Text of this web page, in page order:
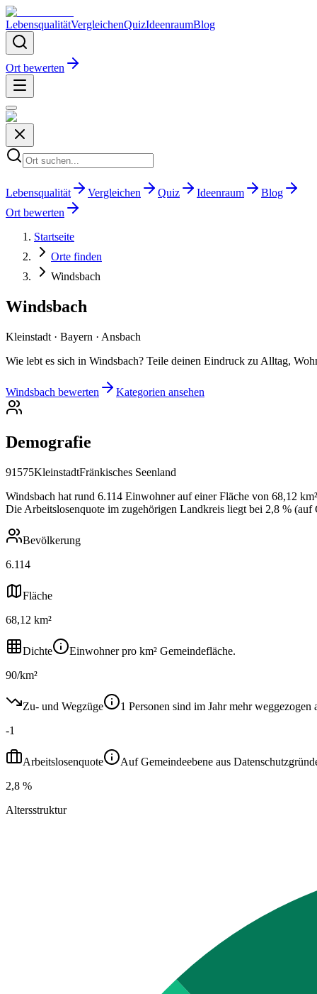
LebensqualitätVergleichenQuizIdeenraumBlog
Ort bewerten
Lebensqualität Vergleichen Quiz Ideenraum
Blog
Ort bewerten
Startseite
Orte finden
Windsbach
Windsbach
Kleinstadt · Bayern · Ansbach
Wie lebt es sich in Windsbach? Teile deinen Eindruck zu Alltag,
Windsbach bewerten Kategorien ansehen
Demografie
91575KleinstadtFränkisches Seenland
Windsbach hat rund 6.114 Einwohner auf einer Fläche von 68,12
Die Arbeitslosenquote im zugehörigen Landkreis liegt bei 2,8 %
Bevölkerung
6.114
Fläche
68,12 km²
Dichte
Einwohner pro km² Gemeindefläche.
90/km²
Zu- und Wegzüge
1 Personen sind im Jahr mehr
-1
Arbeitslosenquote
Auf Gemeindeebene aus
2,8 %
Altersstruktur